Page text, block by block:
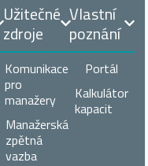
Užitečné
zdroje
Komunikace
pro
manažery
Manažerská
zpětná
vazba
Vlastní
poznání
Portál
Kalkulátor
kapacit